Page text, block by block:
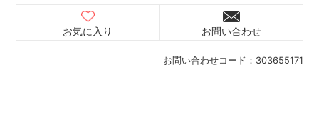
お問い合わせコード： 303655171
お気に入り お問い合わせ